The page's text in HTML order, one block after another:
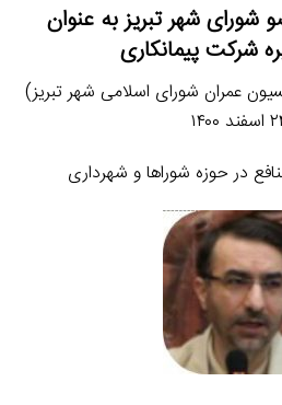
شهر تبریز به عنوان
شرکت پیمانکاری
عمران شورای اسلامی شهر تبریز)
در حوزه شوراها و شهرداری